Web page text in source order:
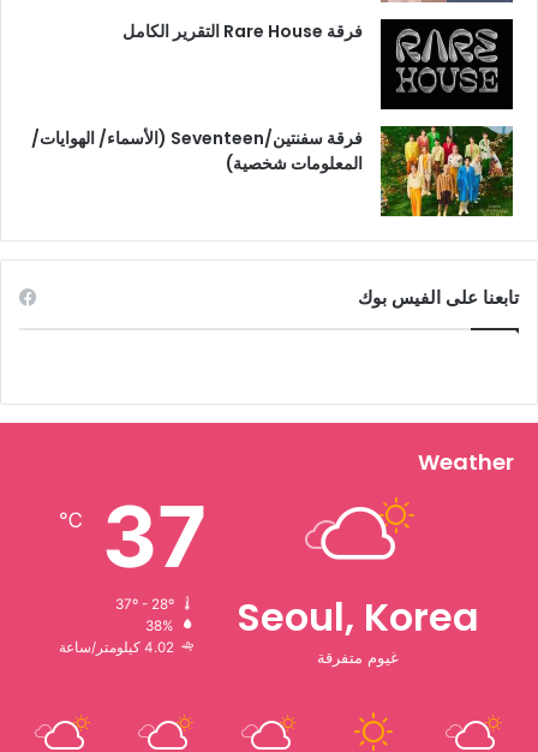
فرقة Rare House التقرير الكامل
فرقة سفنتين/Seventeen (الأسماء/ الهوايات/
المعلومات شخصية)
تابعنا على الفيس بوك
Weather
Seoul, Korea
غيوم متفرقة
37
℃
38%
4.02 كيلومتر/ساعة